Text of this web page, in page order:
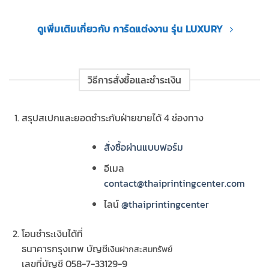
ดูเพิ่มเติมเกี่ยวกับ การ์ดแต่งงาน รุ่น LUXURY
วิธีการสั่งซื้อและชำระเงิน
สรุปสเปกและยอดชำระกับฝ่ายขายได้ 4 ช่องทาง
สั่งซื้อผ่านแบบฟอร์ม
อีเมล
contact@thaiprintingcenter.com
ไลน์@thaiprintingcenter
โอนชำระเงินได้ที่
ธนาคารกรุงเทพ บัญชีเงินฝากสะสมทรัพย์
เลขที่บัญชี 058-7-33129-9